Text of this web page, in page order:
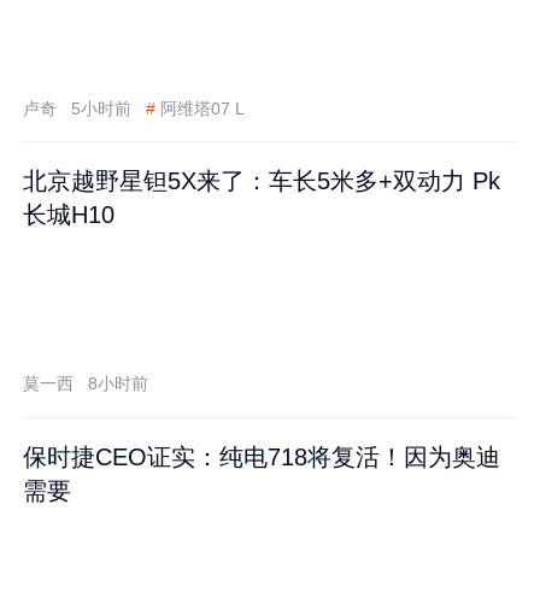
卢奇 5小时前 # 阿维塔07 L
北京越野星钽5X来了：车长5米多+双动力 Pk
长城H10
莫一西 8小时前
保时捷CEO证实：纯电718将复活！因为奥迪
需要